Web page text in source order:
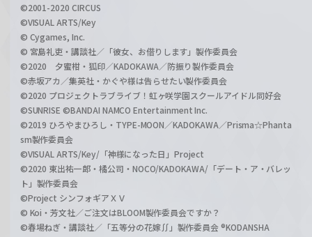
©2001-2020 CIRCUS
©VISUAL ARTS/Key
© Cygames, Inc.
© 宮島礼吏・講談社／「彼女、お借りします」製作委員会
©2020 夕蜜柑・狐印／KADOKAWA／防振り製作委員会
©赤坂アカ／集英社・かぐや様は告らせたい製作委員会
©2020 プロジェクトラブライブ！虹ヶ咲学園スクールアイドル同好会
©SUNRISE ©BANDAI NAMCO Entertainment Inc.
©2019 ひろやまひろし・TYPE-MOON／KADOKAWA／Prisma☆Phanta
sm製作委員会
©VISUAL ARTS/Key/「神様になった日」Project
©2020 東出祐一郎・橘公司・NOCO/KADOKAWA/「デート・ア・バレッ
ト」製作委員会
©Project シンフォギアＸＶ
© Koi・芳文社／ご注文はBLOOM製作委員会ですか？
©春場ねぎ・講談社／「五等分の花嫁∬」製作委員会 ®KODANSHA